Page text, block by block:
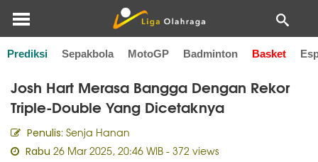
Prediksi Sepakbola MotoGP Badminton Basket
Home Basket
Josh Hart Merasa Bangga Dengan Rekor
Triple-Double Yang Dicetaknya
Penulis: Senja Hanan
Rabu 26 Mar 2025, 20:46 WIB - 372 views